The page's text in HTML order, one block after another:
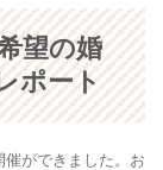
望の婚
ポート
ができました。お